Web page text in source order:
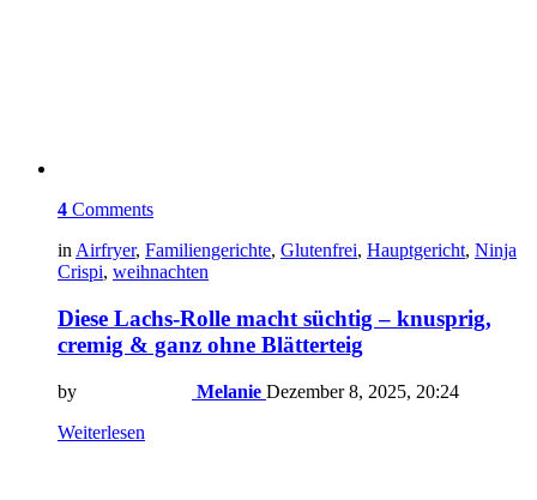
4 Comments
in Airfryer, Familiengerichte, Glutenfrei, Hauptgericht, Ninja
Crispi, weihnachten
Diese Lachs-Rolle macht süchtig – knusprig,
cremig & ganz ohne Blätterteig
by Melanie Dezember 8, 2025, 20:24
Weiterlesen